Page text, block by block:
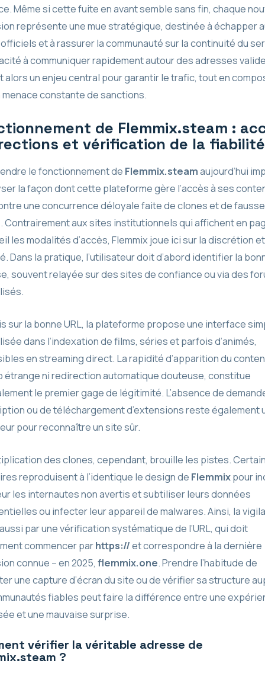
Même si cette fuite en avant semble sans fin, chaque
représente une mue stratégique, destinée à échapper
et à rassurer la communauté sur la continuité du
à communiquer rapidement autour des adresses
alors un enjeu central pour garantir le trafic, tout en
menace constante de sanctions.
de Flemmix.steam :
et vérification de la fiabilité
le fonctionnement de Flemmix.steamaujourd’hui
la façon dont cette plateforme gère l’accès à ses
une concurrence déloyale faite de clones et de
Contrairement aux sites institutionnels qui affichent en
les modalités d’accès, Flemmix joue ici sur la discrétion
Dans la pratique, l’utilisateur doit d’abord identifier la
souvent relayée sur des sites de confiance ou via des
sur la bonne URL, la plateforme propose une interface
dans l’indexation de films, séries et parfois d’animés,
en streaming direct. La rapidité d’apparition du
étrange ni redirection automatique douteuse, constitue
le premier gage de légitimité. L’absence de
ou de téléchargement d’extensions reste également
pour reconnaître un site sûr.
des clones, cependant, brouille les pistes.
reproduisent à l’identique le design de Flemmixpour
les internautes non avertis et subtiliser leurs données
ou infecter leur appareil de malwares. Ainsi, la
par une vérification systématique de l’URL, qui doit
commencer parhttps://et correspondre à la dernière
connue – en 2025, flemmix.one. Prendre l’habitude de
une capture d’écran du site ou de vérifier sa structure
fiables peut faire la différence entre une
et une mauvaise surprise.
vérifier la véritable adresse de
?